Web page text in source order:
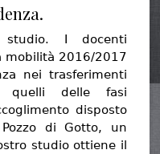
I docenti
mobilità 2016/2017
nei trasferimenti
quelli delle fasi
disposto
di Gotto, un
studio ottiene il